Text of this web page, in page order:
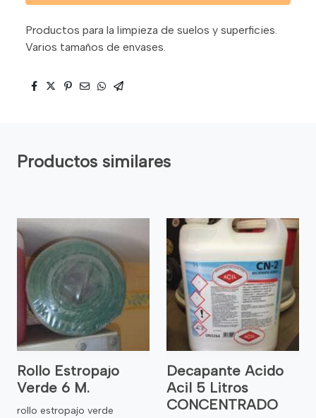
Productos para la limpieza de suelos y superficies.
Varios tamaños de envases.
Productos similares
Rollo Estropajo
Verde 6 M.
rollo estropajo verde
Decapante Acido
Acil 5 Litros
CONCENTRADO